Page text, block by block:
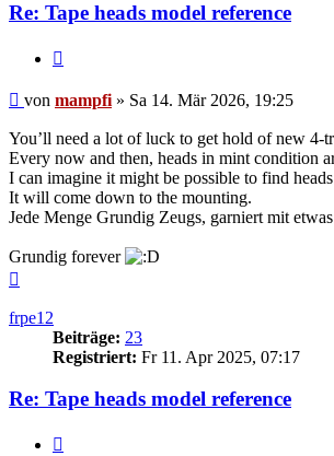
Re: Tape heads model reference
Beitrag
von mampfi » Sa 14. Mär 2026, 19:25
You’ll need a lot of luck to get hold of new 4-
Every now and then, heads in mint condition
I can imagine it might be possible to find
It will come down to the mounting.
Jede Menge Grundig Zeugs, garniert mit
Grundig forever
frpe12
Beiträge: 23
Registriert: Fr 11. Apr 2025, 07:17
Re: Tape heads model reference